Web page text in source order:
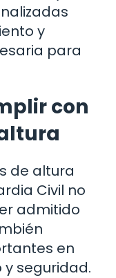
y
para
con
de altura
Civil no
admitido
en
seguridad.